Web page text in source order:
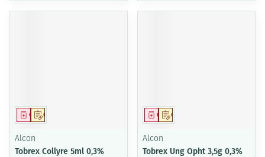
Op voorschrift
Geneesmiddel
Alcon
Tobrex Collyre 5ml 0,3%
Op voorschrift
Geneesmiddel
Alcon
Tobrex Ung Opht 3,5g 0,3%